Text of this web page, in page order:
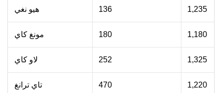
هيو نغي 136 1,235
مونغ كاي 180 1,180
لاو كاي 252 1,325
تاي ترانغ 470 1,220